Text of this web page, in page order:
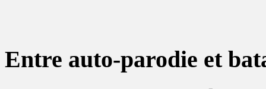
Entre auto-parodie et